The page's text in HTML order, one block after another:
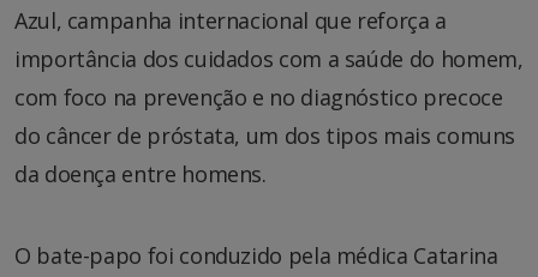
Azul, campanha internacional que reforça a
importância dos cuidados com a saúde do homem,
com foco na prevenção e no diagnóstico precoce
do câncer de próstata, um dos tipos mais comuns
da doença entre homens.
O bate-papo foi conduzido pela médica Catarina